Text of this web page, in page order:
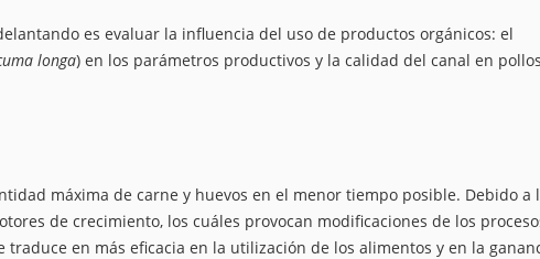
es evaluar la influencia del uso de productos orgánicos: el
longa) en los parámetros productivos y la calidad del canal en
máxima de carne y huevos en el menor tiempo posible. Debido a
de crecimiento, los cuáles provocan modificaciones de los
traduce en más eficacia en la utilización de los alimentos y en la